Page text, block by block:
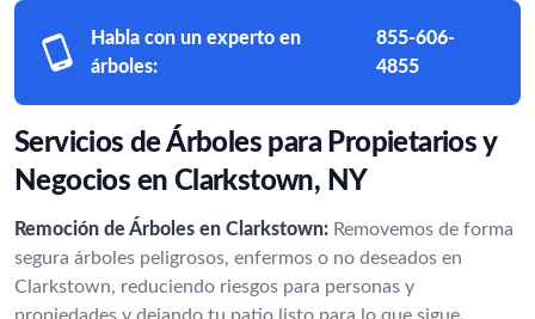
Habla con un experto en
árboles:
855-606-
4855
Servicios de Árboles para Propietarios y
Negocios en Clarkstown, NY
Remoción de Árboles en Clarkstown: Removemos de forma
segura árboles peligrosos, enfermos o no deseados en
Clarkstown, reduciendo riesgos para personas y
propiedades y dejando tu patio listo para lo que sigue.